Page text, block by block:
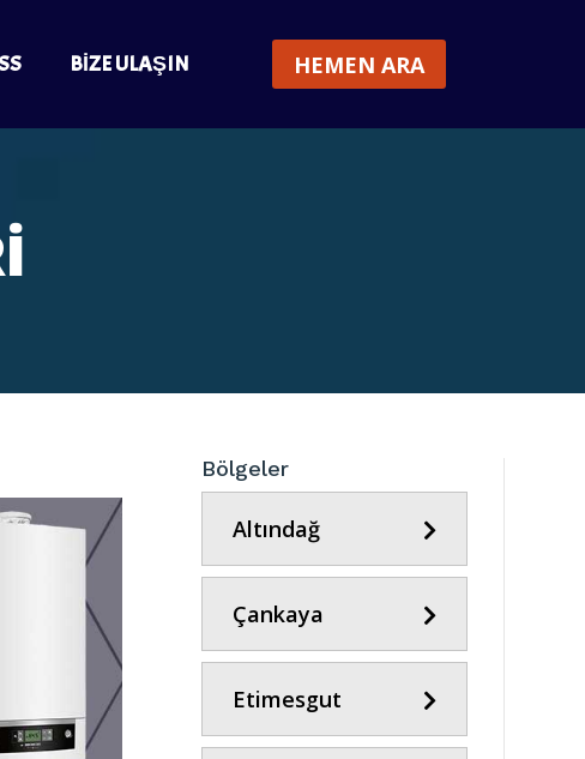
BIZE ULAŞIN HEMEN ARA
Bölgeler
Altındağ
Çankaya
Etimesgut